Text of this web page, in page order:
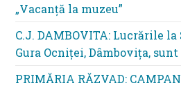
„Vacanță la muzeu”
C.J. DAMBOVITA: Lucrările
Gura Ocniței, Dâmbovița,
PRIMĂRIA RĂZVAD: